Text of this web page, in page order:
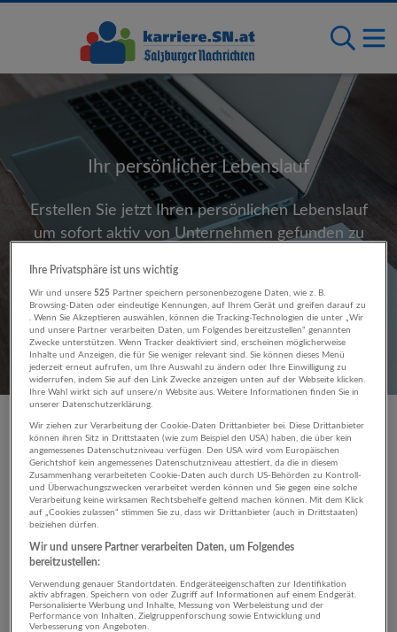
Ihr persönlicher Lebenslauf
Erstellen Sie jetzt Ihren persönlichen Lebenslauf
um sofort aktiv von Unternehmen gefunden zu
Lebenslauf anlegen
Sie möchten Bewerbungen versenden und aktiv
von Unternehmen gefunden werden?
Erstellen Sie jetzt Ihren persönlichen und
kostenlosen Lebenslauf!
Unternehmen können Ihren Lebenslauf sehen und Ihnen
gleich eine Job-Anfrage senden.* Ihre persönlichen Daten
bleiben bis zu Ihrer Bestätigung für das Unternehmen nicht
Ihre Privatsphäre ist uns wichtig
Wir und unsere 525 Partner speichern personenbezogene Daten, wie z. B.
Browsing-Daten oder eindeutige Kennungen, auf Ihrem Gerät und greifen darauf zu
. Wenn Sie Akzeptieren auswählen, können die Tracking-Technologien die unter „Wir
und unsere Partner verarbeiten Daten, um Folgendes bereitzustellen“ genannten
Zwecke unterstützen. Wenn Tracker deaktiviert sind, erscheinen möglicherweise
Inhalte und Anzeigen, die für Sie weniger relevant sind. Sie können dieses Menü
jederzeit erneut aufrufen, um Ihre Auswahl zu ändern oder Ihre Einwilligung zu
widerrufen, indem Sie auf den Link Zwecke anzeigen unten auf der Webseite klicken.
Ihre Wahl wirkt sich auf unsere/n Website aus. Weitere Informationen finden Sie in
unserer Datenschutzerklärung.
Wir ziehen zur Verarbeitung der Cookie-Daten Drittanbieter bei. Diese Drittanbieter
können ihren Sitz in Drittstaaten (wie zum Beispiel den USA) haben, die über kein
angemessenes Datenschutzniveau verfügen. Den USA wird vom Europäischen
Gerichtshof kein angemessenes Datenschutzniveau attestiert, da die in diesem
Zusammenhang verarbeiteten Cookie-Daten auch durch US-Behörden zu Kontroll-
und Überwachungszwecken verarbeitet werden können und Sie gegen eine solche
Verarbeitung keine wirksamen Rechtsbehelfe geltend machen können. Mit dem Klick
auf „Cookies zulassen“ stimmen Sie zu, dass wir Drittanbieter (auch in Drittstaaten)
beiziehen dürfen.
Wir und unsere Partner verarbeiten Daten, um Folgendes
bereitzustellen:
Verwendung genauer Standortdaten. Endgeräteeigenschaften zur Identifikation
aktiv abfragen. Speichern von oder Zugriff auf Informationen auf einem Endgerät.
Personalisierte Werbung und Inhalte, Messung von Werbeleistung und der
Performance von Inhalten, Zielgruppenforschung sowie Entwicklung und
Verbesserung von Angeboten.